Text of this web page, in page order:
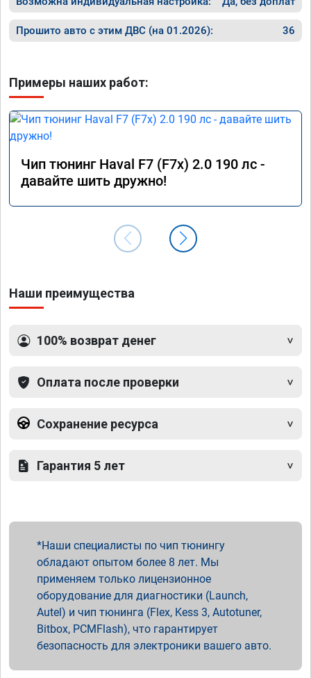
Прошито авто с этим ДВС (на 01.2026): 36
Примеры наших работ:
Чип тюнинг Haval F7 (F7x) 2.0 190 лс -
давайте шить дружно!
Наши преимущества
100% возврат денег
Оплата после проверки
Сохранение ресурса
Гарантия 5 лет
Наши специалисты по чип тюнингу
обладают опытом более 8 лет. Мы
применяем только лицензионное
оборудование для диагностики (Launch,
Autel) и чип тюнинга (Flex, Kess 3, Autotuner,
Bitbox, PCMFlash), что гарантирует
безопасность для электроники вашего авто.